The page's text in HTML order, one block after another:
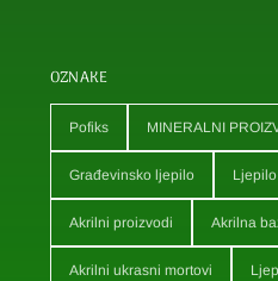
OZNAKE
Pofiks MINERALNI
Građevinsko ljepilo
Akrilni proizvodi Akrilna
Akrilni ukrasni mortovi